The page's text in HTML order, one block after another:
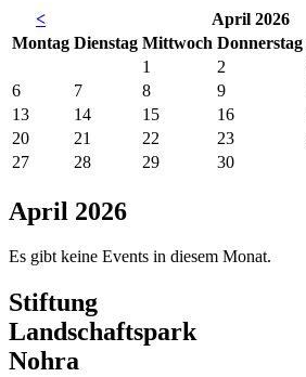
< April 2026
Montag Dienstag Mittwoch Donnerstag
1
2
6
7 8 9
13
14 15 16
20
21 22 23
27
28 29 30
April 2026
Es gibt keine Events in diesem Monat.
Stiftung
Landschaftspark
Nohra